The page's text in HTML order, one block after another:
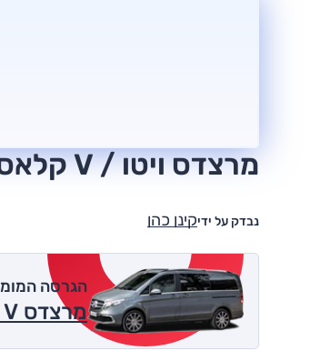
מרצדס ויטו / V קלאס 2019 חוות דעת
נבדק על ידיקינן כהן
הגרסה
מרצדס V קלאס, V220, אוט', 2.0 ל' דיזל, Trend Taxi 2019